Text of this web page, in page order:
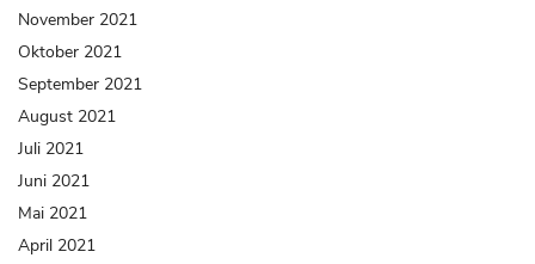
November 2021
Oktober 2021
September 2021
August 2021
Juli 2021
Juni 2021
Mai 2021
April 2021